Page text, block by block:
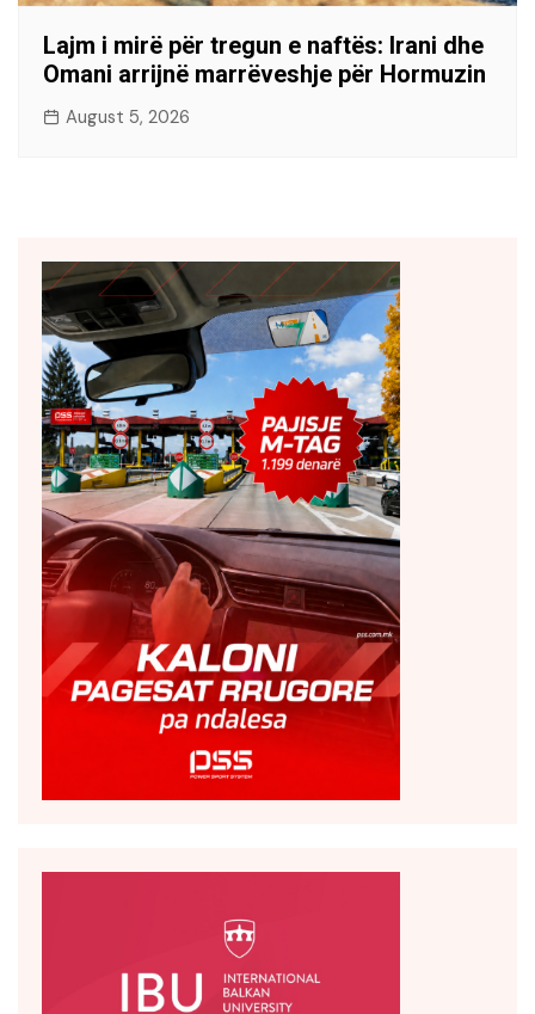
Lajm i mirë për tregun e naftës: Irani dhe
Omani arrijnë marrëveshje për Hormuzin
August 5, 2026